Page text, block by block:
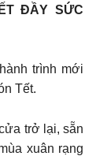
ĐẦY SỨC
trình mới
Tết.
trở lại, sẵn
xuân rạng